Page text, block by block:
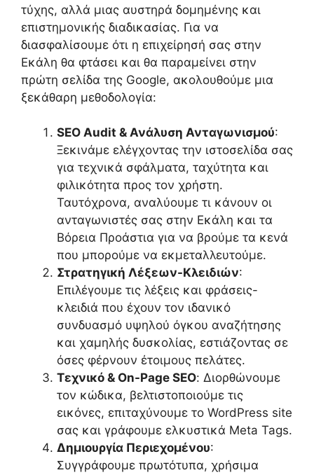
τύχης, αλλά μιας αυστηρά δομημένης και
επιστημονικής διαδικασίας. Για να
διασφαλίσουμε ότι η επιχείρησή σας στην
Εκάλη θα φτάσει και θα παραμείνει στην
πρώτη σελίδα της Google, ακολουθούμε μια
ξεκάθαρη μεθοδολογία:
SEO Audit & Ανάλυση Ανταγωνισμού:
Ξεκινάμε ελέγχοντας την ιστοσελίδα σας
για τεχνικά σφάλματα, ταχύτητα και
φιλικότητα προς τον χρήστη.
Ταυτόχρονα, αναλύουμε τι κάνουν οι
ανταγωνιστές σας στην Εκάλη και τα
Βόρεια Προάστια για να βρούμε τα κενά
που μπορούμε να εκμεταλλευτούμε.
Στρατηγική Λέξεων-Κλειδιών:
Επιλέγουμε τις λέξεις και φράσεις-
κλειδιά που έχουν τον ιδανικό
συνδυασμό υψηλού όγκου αναζήτησης
και χαμηλής δυσκολίας, εστιάζοντας σε
όσες φέρνουν έτοιμους πελάτες.
Τεχνικό & On-Page SEO: Διορθώνουμε
τον κώδικα, βελτιστοποιούμε τις
εικόνες, επιταχύνουμε το WordPress site
σας και γράφουμε ελκυστικά Meta Tags.
Δημιουργία Περιεχομένου:
Συγγράφουμε πρωτότυπα, χρήσιμα